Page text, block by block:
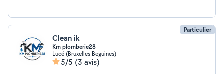
Particulier
Clean ik
Km plomberie28
Lucé (Bruxelles Beguines)
5/5 (3 avis)